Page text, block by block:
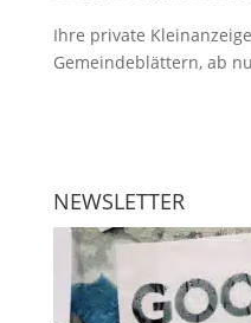
Ihre private Kleinanzeige
Gemeindeblättern, ab
NEWSLETTER